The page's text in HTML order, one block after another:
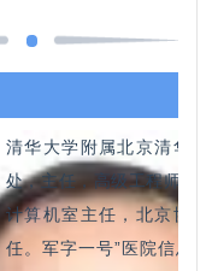
清华大学附属北京清华
处，主任，高级工程师。
计算机室主任，北京协
任。军字一号”医院信息